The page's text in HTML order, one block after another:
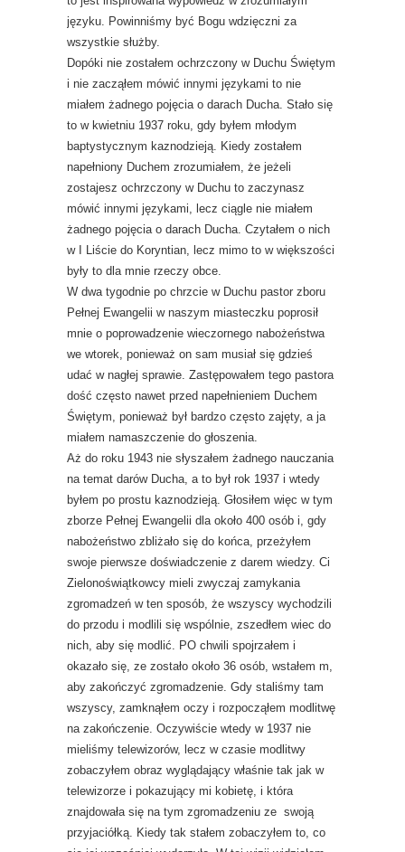
języku. Powinniśmy być Bogu wdzięczni za
wszystkie służby.
Dopóki nie zostałem ochrzczony w Duchu Świętym
i nie zacząłem mówić innymi językami to nie
miałem żadnego pojęcia o darach Ducha. Stało się
to w kwietniu 1937 roku, gdy byłem młodym
baptystycznym kaznodzieją. Kiedy zostałem
napełniony Duchem zrozumiałem, że jeżeli
zostajesz ochrzczony w Duchu to zaczynasz
mówić innymi językami, lecz ciągle nie miałem
żadnego pojęcia o darach Ducha. Czytałem o nich
w I Liście do Koryntian, lecz mimo to w większości
były to dla mnie rzeczy obce.
W dwa tygodnie po chrzcie w Duchu pastor zboru
Pełnej Ewangelii w naszym miasteczku poprosił
mnie o poprowadzenie wieczornego nabożeństwa
we wtorek, ponieważ on sam musiał się gdzieś
udać w nagłej sprawie. Zastępowałem tego pastora
dość często nawet przed napełnieniem Duchem
Świętym, ponieważ był bardzo często zajęty, a ja
miałem namaszczenie do głoszenia.
Aż do roku 1943 nie słyszałem żadnego nauczania
na temat darów Ducha, a to był rok 1937 i wtedy
byłem po prostu kaznodzieją. Głosiłem więc w tym
zborze Pełnej Ewangelii dla około 400 osób i, gdy
nabożeństwo zbliżało się do końca, przeżyłem
swoje pierwsze doświadczenie z darem wiedzy. Ci
Zielonoświątkowcy mieli zwyczaj zamykania
zgromadzeń w ten sposób, że wszyscy wychodzili
do przodu i modlili się wspólnie, zszedłem wiec do
nich, aby się modlić. PO chwili spojrzałem i
okazało się, ze zostało około 36 osób, wstałem m,
aby zakończyć zgromadzenie. Gdy staliśmy tam
wszyscy, zamknąłem oczy i rozpocząłem modlitwę
na zakończenie. Oczywiście wtedy w 1937 nie
mieliśmy telewizorów, lecz w czasie modlitwy
zobaczyłem obraz wyglądający właśnie tak jak w
telewizorze i pokazujący mi kobietę, i która
znajdowała się na tym zgromadzeniu ze swoją
przyjaciółką. Kiedy tak stałem zobaczyłem to, co